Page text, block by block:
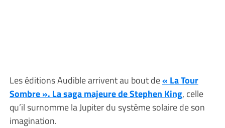
Les éditions Audible arrivent au bout de« La Tour
Sombre ». La saga majeure de Stephen King, celle
qu’il surnomme la Jupiter du système solaire de son
imagination.